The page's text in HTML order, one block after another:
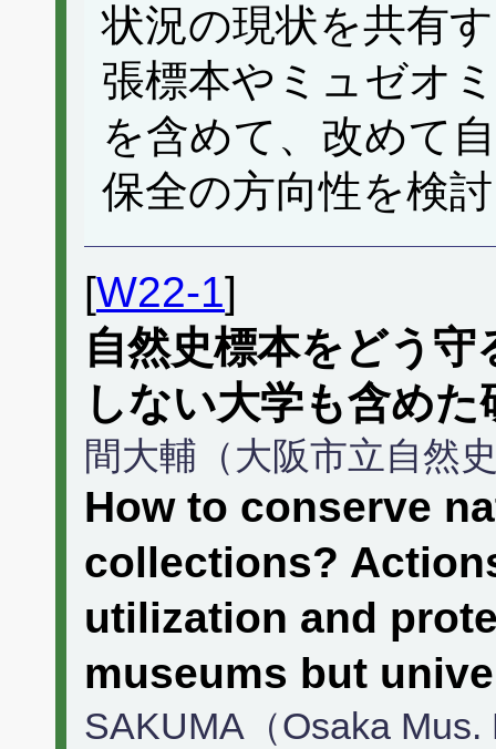
状況の現状を共有
張標本やミュゼオ
を含めて、改めて
保全の方向性を検
[W22-1]
自然史標本をどう
しない大学も含め
間大輔（大阪市立自然
How to conserve
collections?
utilization and
museums but
SAKUMA（Osaka Mus.